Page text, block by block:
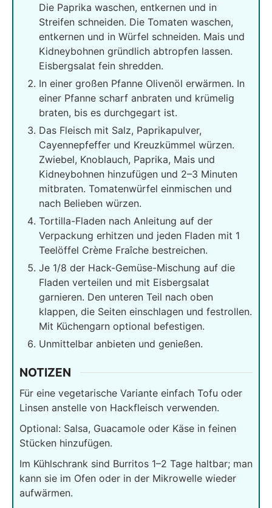
Die Paprika waschen, entkernen und in
Streifen schneiden. Die Tomaten waschen,
entkernen und in Würfel schneiden. Mais und
Kidneybohnen gründlich abtropfen lassen.
Eisbergsalat fein shredden.
In einer großen Pfanne Olivenöl erwärmen. In
einer Pfanne scharf anbraten und krümelig
braten, bis es durchgegart ist.
Das Fleisch mit Salz, Paprikapulver,
Cayennepfeffer und Kreuzkümmel würzen.
Zwiebel, Knoblauch, Paprika, Mais und
Kidneybohnen hinzufügen und 2–3 Minuten
mitbraten. Tomatenwürfel einmischen und
nach Belieben würzen.
Tortilla-Fladen nach Anleitung auf der
Verpackung erhitzen und jeden Fladen mit 1
Teelöffel Crème Fraîche bestreichen.
Je 1/8 der Hack-Gemüse-Mischung auf die
Fladen verteilen und mit Eisbergsalat
garnieren. Den unteren Teil nach oben
klappen, die Seiten einschlagen und festrollen.
Mit Küchengarn optional befestigen.
Unmittelbar anbieten und genießen.
NOTIZEN
Für eine vegetarische Variante einfach Tofu oder
Linsen anstelle von Hackfleisch verwenden.
Optional: Salsa, Guacamole oder Käse in feinen
Stücken hinzufügen.
Im Kühlschrank sind Burritos 1–2 Tage haltbar; man
kann sie im Ofen oder in der Mikrowelle wieder
aufwärmen.